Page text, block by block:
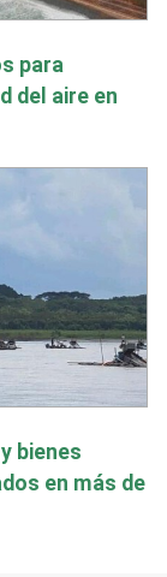
para
del aire en
bienes
en más de